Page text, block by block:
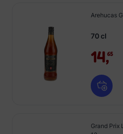
Arehucas
70 cl
14,65
Grand Prix